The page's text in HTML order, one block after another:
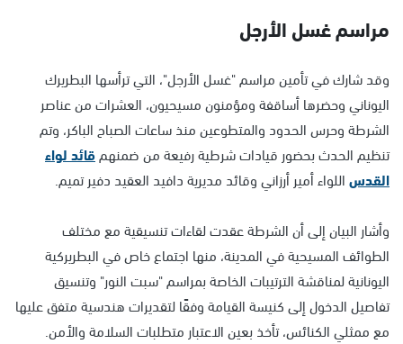
مراسم غسل الأرجل
وقد شارك في تأمين مراسم "غسل الأرجل"، التي ترأسها البطريرك
اليوناني وحضرها أساقفة ومؤمنون مسيحيون، العشرات من عناصر
الشرطة وحرس الحدود والمتطوعين منذ ساعات الصباح الباكر، وتم
تنظيم الحدث بحضور قيادات شرطية رفيعة من ضمنهمقائد لواء
القدساللواء أمير أرزاني وقائد مديرية دافيد العقيد دفير تميم.
وأشار البيان إلى أن الشرطة عقدت لقاءات تنسيقية مع مختلف
الطوائف المسيحية في المدينة، منها اجتماع خاص في البطريركية
اليونانية لمناقشة الترتيبات الخاصة بمراسم "سبت النور" وتنسيق
تفاصيل الدخول إلى كنيسة القيامة وفقًا لتقديرات هندسية متفق عليها
مع ممثلي الكنائس، تأخذ بعين الاعتبار متطلبات السلامة والأمن.